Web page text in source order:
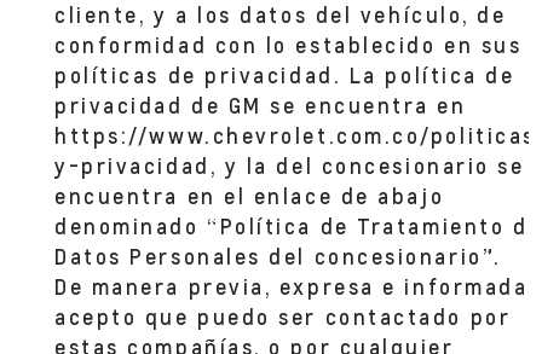
cliente, y a los datos del vehículo, de
conformidad con lo establecido en sus
políticas de privacidad. La política de
privacidad de GM se encuentra en
https://www.chevrolet.com.co/
y-privacidad, y la del concesionario se
encuentra en el enlace de abajo
denominado “Política de Tratamiento de
Datos Personales del concesionario”.
De manera previa, expresa e informada,
acepto que puedo ser contactado por
estas compañías, o por cualquier